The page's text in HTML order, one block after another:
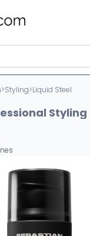
>Styling>Liquid Steel
Styling